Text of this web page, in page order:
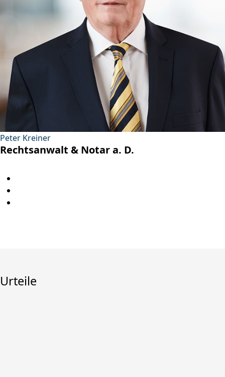
Peter Kreiner
Rechtsanwalt & Notar a. D.
Urteile